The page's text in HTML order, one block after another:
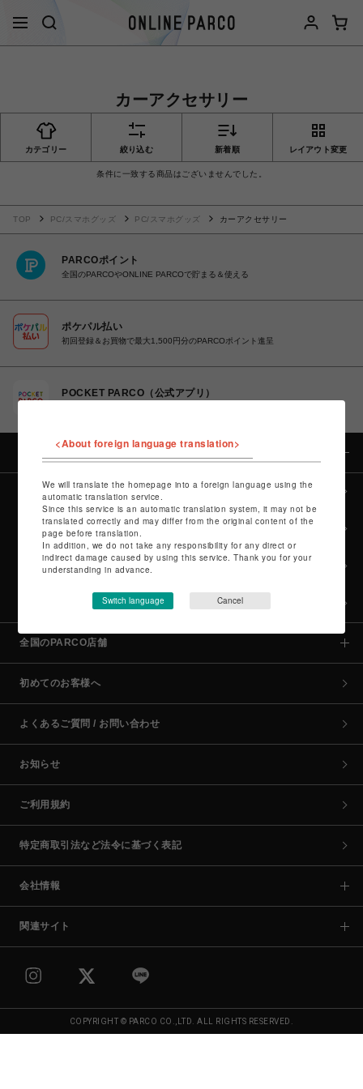
カーアクセサリー
カテゴリー 絞り込む 新着順 レイアウト変更
条件に一致する商品はございませんでした。
TOP PC/スマホグッズ PC/スマホグッズ カーアクセサリー
PARCOポイント
全国のPARCOやONLINE PARCOで貯まる＆使える
ポケパル払い
初回登録＆お買物で最大1,500円分のPARCOポイント進呈
POCKET PARCO（公式アプリ）
全カテゴリーから探す
culture TOP
POP-UP SHOP TOP
PARCO GAMES TOP
全国のPARCO店舗
初めてのお客様へ
よくあるご質問 / お問い合わせ
お知らせ
ご利用規約
特定商取引法など法令に基づく表記
会社情報
関連サイト
COPYRIGHT © PARCO CO.,LTD. ALL RIGHTS RESERVED.
<About foreign language translation>
We will translate the homepage into a foreign language using the
automatic translation service.
Since this service is an automatic translation system, it may not be
translated correctly and may differ from the original content of the
page before translation.
In addition, we do not take any responsibility for any direct or
indirect damage caused by using this service. Thank you for your
understanding in advance.
Switch language Cancel